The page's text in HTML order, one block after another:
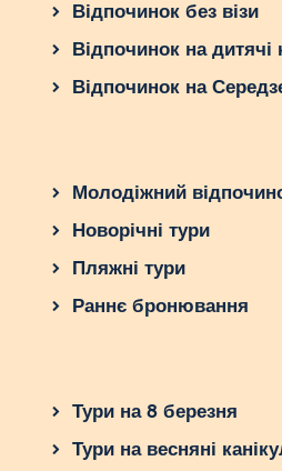
Відпочинок без візи
Відпочинок на дитячі
Відпочинок на
Молодіжний
Новорічні тури
Пляжні тури
Раннє бронювання
Тури на 8 березня
Тури на весняні